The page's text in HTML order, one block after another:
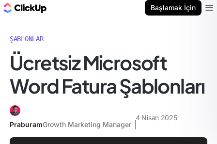
Başlamak İçin
ŞABLONLAR
Ücretsiz Microsoft
Word Fatura Şablonları
PraburamGrowth Marketing Manager
4 Nisan 2025